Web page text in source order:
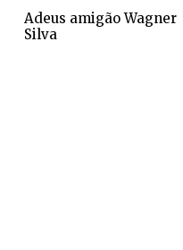
Adeus amigão Wagner
Silva